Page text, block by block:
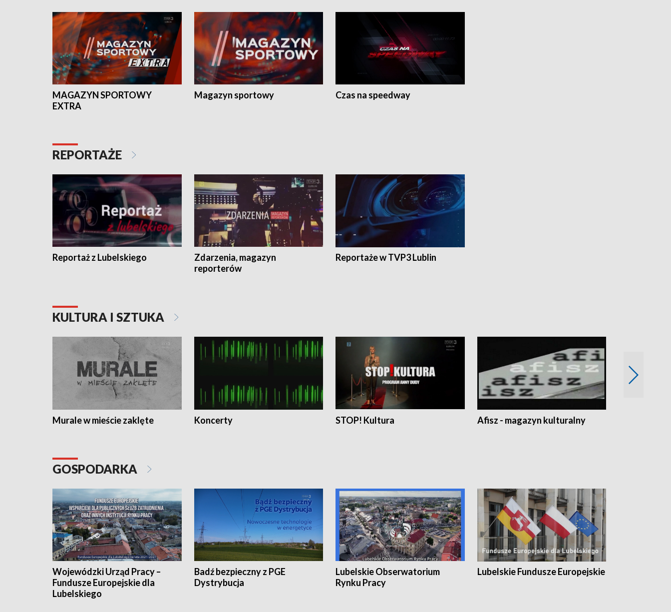
MAGAZYN SPORTOWY
EXTRA
Magazyn sportowy Czas na speedway
REPORTAŻE
Reportaż z Lubelskiego
Zdarzenia, magazyn
reporterów
Reportaże w TVP3 Lublin
KULTURA I SZTUKA
Murale w mieście zaklęte Koncerty STOP! Kultura Afisz - magazyn kulturalny
GOSPODARKA
Wojewódzki Urząd Pracy –
Fundusze Europejskie dla
Lubelskiego
Badź bezpieczny z PGE
Dystrybucja
Lubelskie Obserwatorium
Rynku Pracy
Lubelskie Fundusze Europejskie